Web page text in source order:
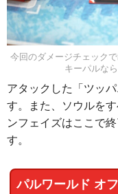
今回のダメージチェック
キーパルな
アタックした「ツッ
す。また、ソウルを
ンフェイズはここで
す。
パルワールド オ